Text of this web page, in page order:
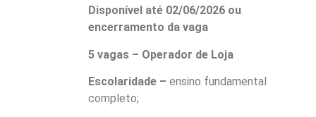
Disponível até 02/06/2026 ou
encerramento da vaga
5 vagas – Operador de Loja
Escolaridade – ensino fundamental
completo;